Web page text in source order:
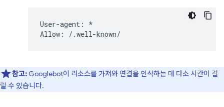
User-agent: *
참고: Googlebot이 리소스를 가져와 연결을 인식하는 데 다소 시간이 걸
릴 수 있습니다.